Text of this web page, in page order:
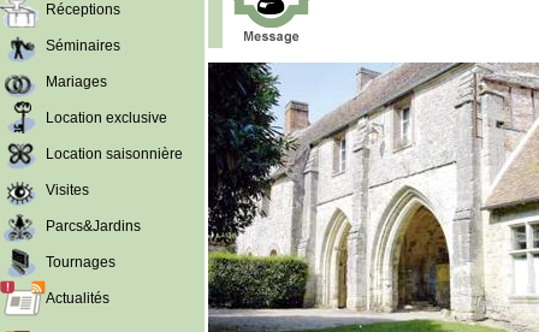
Réceptions
Séminaires
Mariages
Location exclusive
Location saisonnière
Visites
Parcs&Jardins
Tournages
Actualités